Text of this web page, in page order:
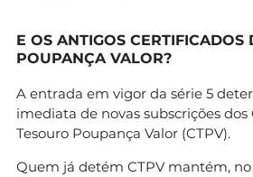
E OS ANTIGOS CERTIFICADOS
POUPANÇA VALOR?
A entrada em vigor da série 5
imediata de novas subscrições
Tesouro Poupança Valor (CTPV).
Quem já detém CTPV mantém,